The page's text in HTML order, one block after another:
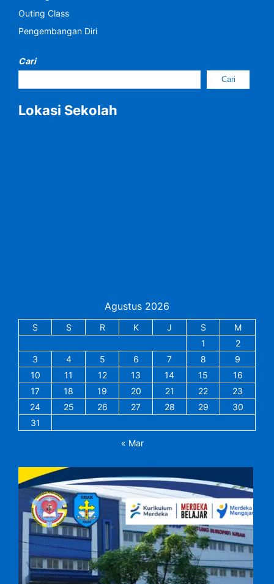
Outing Class
Pengembangan Diri
Cari
Cari
Lokasi Sekolah
Agustus 2026
S S R K J S
M
1
2
3
4 5 6 7 8
9
10
11 12 13 14 15
16
17
18 19 20 21 22
23
24
25 26 27 28 29
30
31
« Mar